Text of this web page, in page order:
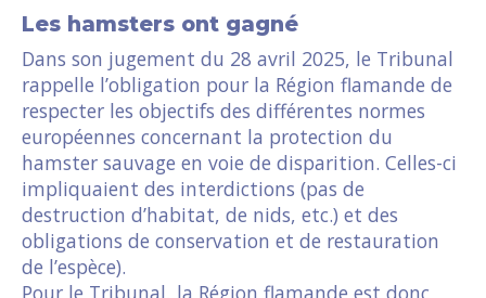
Les hamsters ont gagné
Dans son jugement du 28 avril 2025, le Tribunal
rappelle l’obligation pour la Région flamande de
respecter les objectifs des différentes normes
européennes concernant la protection du
hamster sauvage en voie de disparition. Celles-ci
impliquaient des interdictions (pas de
destruction d’habitat, de nids, etc.) et des
obligations de conservation et de restauration
de l’espèce).
Pour le Tribunal, la Région flamande est donc